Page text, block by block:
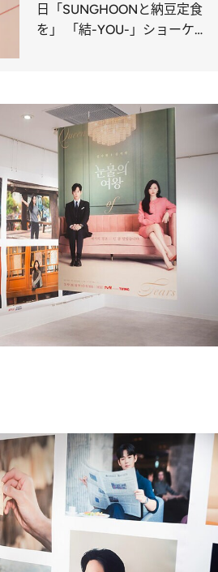
日「SUNGHOONと納豆定食
を」 「結-YOU-」ショーケ